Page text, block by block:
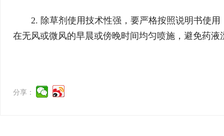
2. 除草剂使用技术性强，要严格按照说明书使
在无风或微风的早晨或傍晚时间均匀喷施，避免药
分享：